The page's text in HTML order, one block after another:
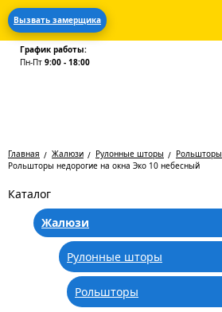
Вызвать замерщика
График работы:
Пн-Пт 9:00 - 18:00
Главная Жалюзи Рулонные шторы
Рольшторы
Рольшторы недорогие на окна Эко 10 небесный
Каталог
Жалюзи
Рулонные шторы
Рольшторы